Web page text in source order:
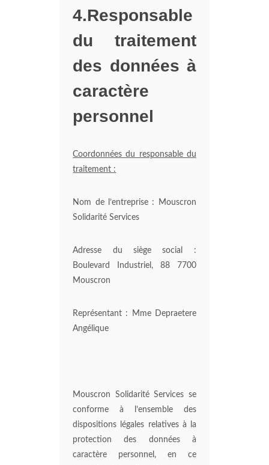
4.Responsable
du traitement
des données à
caractère
personnel
Coordonnées du responsable du
traitement :
Nom de l’entreprise : Mouscron
Solidarité Services
Adresse du siège social :
Boulevard Industriel, 88 7700
Mouscron
Représentant : Mme Depraetere
Angélique
Mouscron Solidarité Services se
conforme à l’ensemble des
dispositions légales relatives à la
protection des données à
caractère personnel, en ce